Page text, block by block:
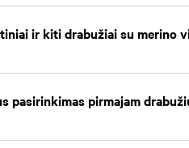
ir kiti drabužiai su merino
pasirinkimas pirmajam